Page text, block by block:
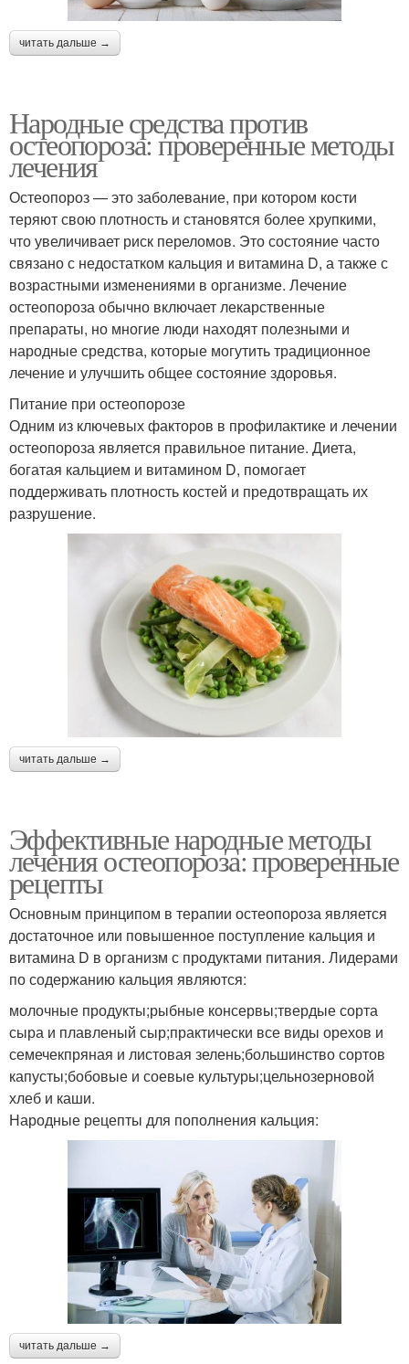
читать дальше →
Народные средства против
остеопороза: проверенные методы
лечения
Остеопороз — это заболевание, при котором кости
теряют свою плотность и становятся более хрупкими,
что увеличивает риск переломов. Это состояние часто
связано с недостатком кальция и витамина D, а также с
возрастными изменениями в организме. Лечение
остеопороза обычно включает лекарственные
препараты, но многие люди находят полезными и
народные средства, которые могутить традиционное
лечение и улучшить общее состояние здоровья.
Питание при остеопорозе
Одним из ключевых факторов в профилактике и лечении
остеопороза является правильное питание. Диета,
богатая кальцием и витамином D, помогает
поддерживать плотность костей и предотвращать их
разрушение.
читать дальше →
Эффективные народные методы
лечения остеопороза: проверенные
рецепты
Основным принципом в терапии остеопороза является
достаточное или повышенное поступление кальция и
витамина D в организм с продуктами питания. Лидерами
по содержанию кальция являются:
молочные продукты;рыбные консервы;твердые сорта
сыра и плавленый сыр;практически все виды орехов и
семечекпряная и листовая зелень;большинство сортов
капусты;бобовые и соевые культуры;цельнозерновой
хлеб и каши.
Народные рецепты для пополнения кальция:
читать дальше →